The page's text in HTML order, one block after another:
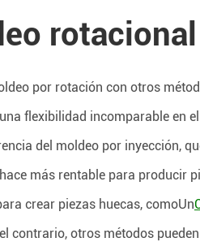
por rotación con otros
flexibilidad incomparable en
del moldeo por inyección,
más rentable para producir
crear piezas huecas, comoUn
contrario, otros métodos